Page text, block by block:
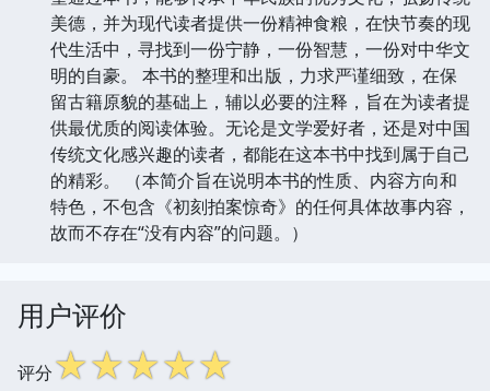
美德，并为现代读者提供一份精神食粮，在快节奏的现
代生活中，寻找到一份宁静，一份智慧，一份对中华文
明的自豪。 本书的整理和出版，力求严谨细致，在保
留古籍原貌的基础上，辅以必要的注释，旨在为读者提
供最优质的阅读体验。无论是文学爱好者，还是对中国
传统文化感兴趣的读者，都能在这本书中找到属于自己
的精彩。 （本简介旨在说明本书的性质、内容方向和
特色，不包含《初刻拍案惊奇》的任何具体故事内容，
故而不存在“没有内容”的问题。）
用户评价
评分☆☆☆☆☆